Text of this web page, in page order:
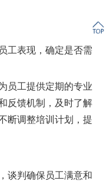
工表现，确定是否需
员工提供定期的专业
反馈机制，及时了解
断调整培训计划，提
谈判确保员工满意和